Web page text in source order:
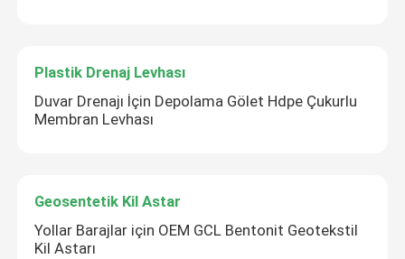
Plastik Drenaj Levhası
Duvar Drenajı İçin Depolama Gölet Hdpe Çukurlu
Membran Levhası
Geosentetik Kil Astar
Yollar Barajlar için OEM GCL Bentonit Geotekstil
Kil Astarı